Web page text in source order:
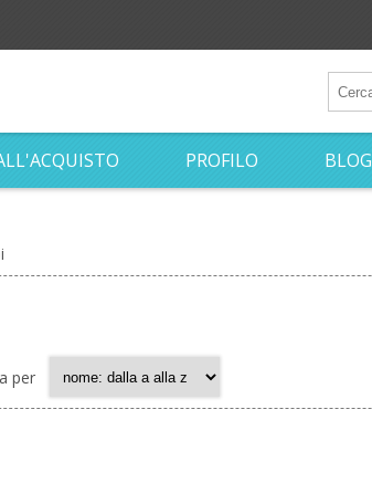
PROFILO BLOG
per